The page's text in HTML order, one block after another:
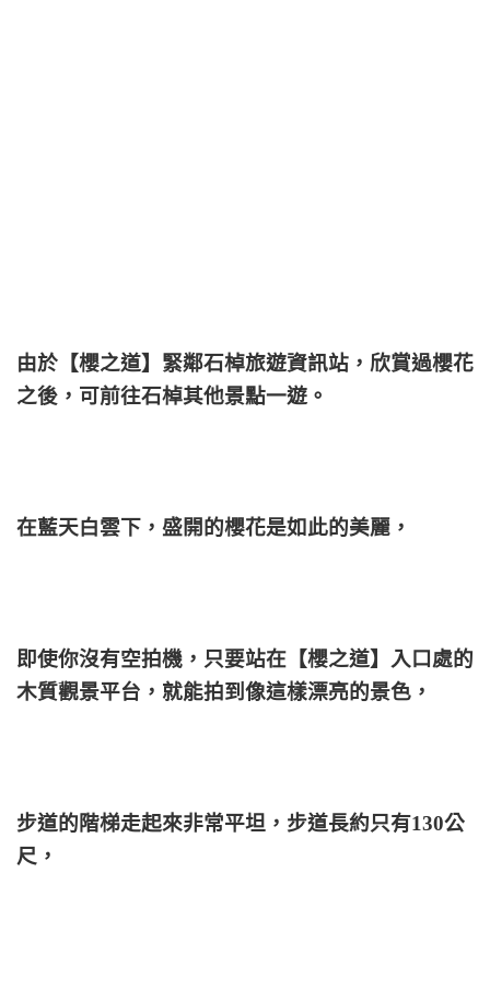
由於【櫻之道】緊鄰石棹旅遊資訊站，欣賞過櫻花
之後，可前往石棹其他景點一遊。
在藍天白雲下，盛開的櫻花是如此的美麗，
即使你沒有空拍機，只要站在【櫻之道】入口處的
木質觀景平台，就能拍到像這樣漂亮的景色，
步道的階梯走起來非常平坦，步道長約只有130公
尺，